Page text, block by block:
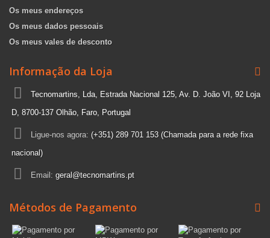
Os meus endereços
Os meus dados pessoais
Os meus vales de desconto
Informação da Loja
Tecnomartins, Lda, Estrada Nacional 125, Av. D. João VI, 92 Loja
D, 8700-137 Olhão, Faro, Portugal
Ligue-nos agora: (+351) 289 701 153 (Chamada para a rede fixa
nacional)
Email: geral@tecnomartins.pt
Métodos de Pagamento